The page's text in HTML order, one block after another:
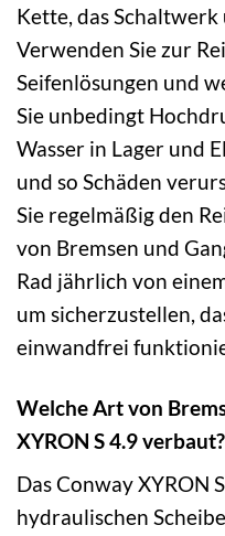
Kette, das Schaltwerk
Verwenden Sie zur
Seifenlösungen und
Sie unbedingt
Wasser in Lager und
und so Schäden
Sie regelmäßig den
von Bremsen und
Rad jährlich von
um sicherzustellen,
einwandfrei
Welche Art von
XYRON S 4.9 verbaut?
Das Conway XYRON
hydraulischen